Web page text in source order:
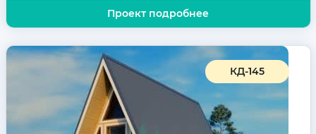
Проект подробнее
КД-145